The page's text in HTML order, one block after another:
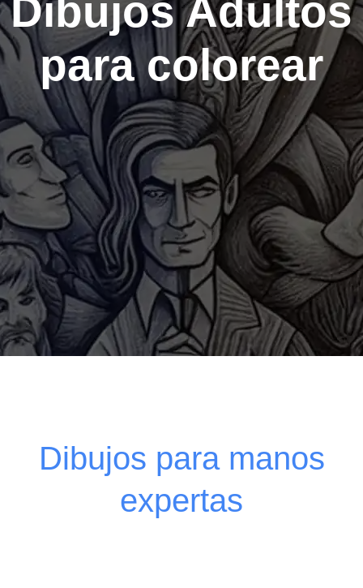
Dibujos Adultos
para colorear
Dibujos para manos
expertas